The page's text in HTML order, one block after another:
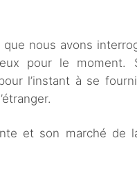
nous avons
pour le moment.
l’instant à se
et son marché de